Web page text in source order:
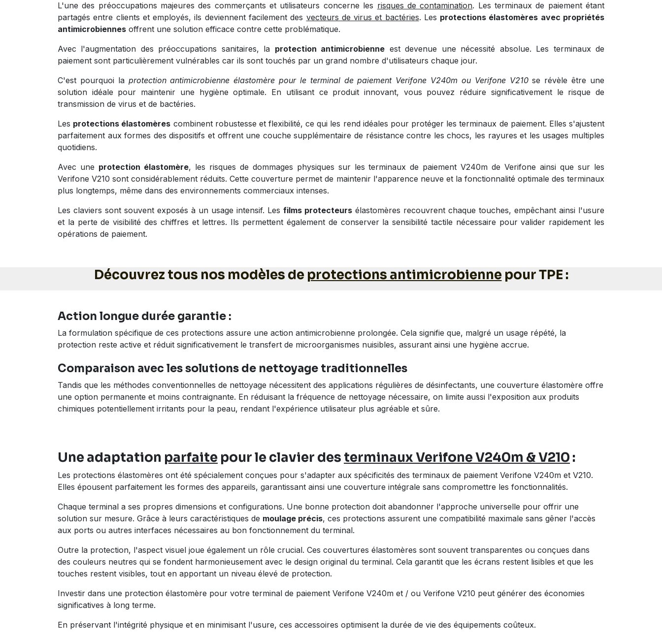
L'une des préoccupations majeures des commerçants et utilisateurs concerne les risques de contamination. Les terminaux de paiement étant
partagés entre clients et employés, ils deviennent facilement des vecteurs de virus et bactéries. Les protections élastomères avec propriétés
antimicrobiennes offrent une solution efficace contre cette problématique.
Avec l'augmentation des préoccupations sanitaires, la protection antimicrobienne est devenue une nécessité absolue. Les terminaux de
paiement sont particulièrement vulnérables car ils sont touchés par un grand nombre d'utilisateurs chaque jour.
C'est pourquoi la protection antimicrobienne élastomère pour le terminal de paiement Verifone V240m ou Verifone V210se révèle être une
solution idéale pour maintenir une hygiène optimale. En utilisant ce produit innovant, vous pouvez réduire significativement le risque de
transmission de virus et de bactéries.
Les protections élastomères combinent robustesse et flexibilité, ce qui les rend idéales pour protéger les terminaux de paiement. Elles s'ajustent
parfaitement aux formes des dispositifs et offrent une couche supplémentaire de résistance contre les chocs, les rayures et les usages multiples
quotidiens.
Avec une protection élastomère, les risques de dommages physiques sur les terminaux de paiement V240m de Verifone ainsi que sur les
Verifone V210 sont considérablement réduits. Cette couverture permet de maintenir l'apparence neuve et la fonctionnalité optimale des terminaux
plus longtemps, même dans des environnements commerciaux intenses.
Les claviers sont souvent exposés à un usage intensif. Les films protecteurs élastomères recouvrent chaque touches, empêchant ainsi l'usure
et la perte de visibilité des chiffres et lettres. Ils permettent également de conserver la sensibilité tactile nécessaire pour valider rapidement les
opérations de paiement.
Découvrez tous nos modèles de protections antimicrobiennepour TPE :
Action longue durée garantie :
La formulation spécifique de ces protections assure une action antimicrobienne prolongée. Cela signifie que, malgré un usage répété, la
protection reste active et réduit significativement le transfert de microorganismes nuisibles, assurant ainsi une hygiène accrue.
Comparaison avec les solutions de nettoyage traditionnelles
Tandis que les méthodes conventionnelles de nettoyage nécessitent des applications régulières de désinfectants, une couverture élastomère offre
une option permanente et moins contraignante. En réduisant la fréquence de nettoyage nécessaire, on limite aussi l'exposition aux produits
chimiques potentiellement irritants pour la peau, rendant l'expérience utilisateur plus agréable et sûre.
Une adaptation parfaite pour le clavier des terminaux Verifone V240m & V210 :
Les protections élastomères ont été spécialement conçues pour s'adapter aux spécificités des terminaux de paiement Verifone V240m et V210.
Elles épousent parfaitement les formes des appareils, garantissant ainsi une couverture intégrale sans compromettre les fonctionnalités.
Chaque terminal a ses propres dimensions et configurations. Une bonne protection doit abandonner l'approche universelle pour offrir une
solution sur mesure. Grâce à leurs caractéristiques de moulage précis, ces protections assurent une compatibilité maximale sans gêner l'accès
aux ports ou autres interfaces nécessaires au bon fonctionnement du terminal.
Outre la protection, l'aspect visuel joue également un rôle crucial. Ces couvertures élastomères sont souvent transparentes ou conçues dans
des couleurs neutres qui se fondent harmonieusement avec le design original du terminal. Cela garantit que les écrans restent lisibles et que les
touches restent visibles, tout en apportant un niveau élevé de protection.
Investir dans une protection élastomère pour votre terminal de paiement Verifone V240m et / ou Verifone V210 peut générer des économies
significatives à long terme.
En préservant l'intégrité physique et en minimisant l'usure, ces accessoires optimisent la durée de vie des équipements coûteux.